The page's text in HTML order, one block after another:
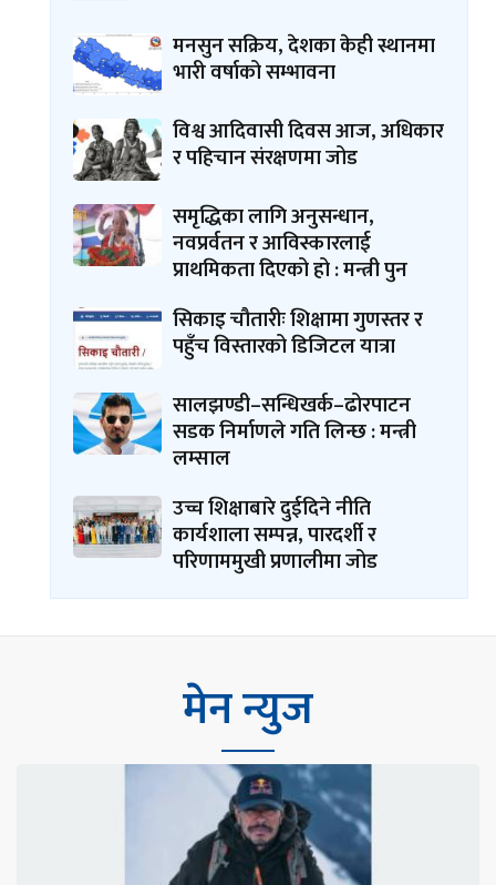
मनसुन सक्रिय, देशका केही स्थानमा
भारी वर्षाको सम्भावना
विश्व आदिवासी दिवस आज, अधिकार
र पहिचान संरक्षणमा जोड
समृद्धिका लागि अनुसन्धान,
नवप्रर्वतन र आविस्कारलाई
प्राथमिकता दिएको हो : मन्त्री पुन
सिकाइ चौतारीः शिक्षामा गुणस्तर र
पहुँच विस्तारको डिजिटल यात्रा
सालझण्डी–सन्धिखर्क–ढोरपाटन
सडक निर्माणले गति लिन्छ : मन्त्री
लम्साल
उच्च शिक्षाबारे दुईदिने नीति
कार्यशाला सम्पन्न, पारदर्शी र
परिणाममुखी प्रणालीमा जोड
मेन न्युज